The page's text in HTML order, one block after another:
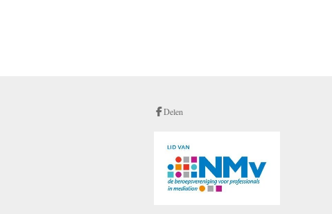
Delen